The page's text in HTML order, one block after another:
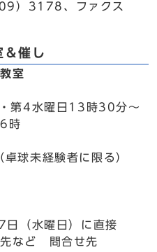
）3178、ファクス
＆催し
室
第4水曜日13時30分～
時
球未経験者に限る）
（水曜日）に直接
など 問合せ先